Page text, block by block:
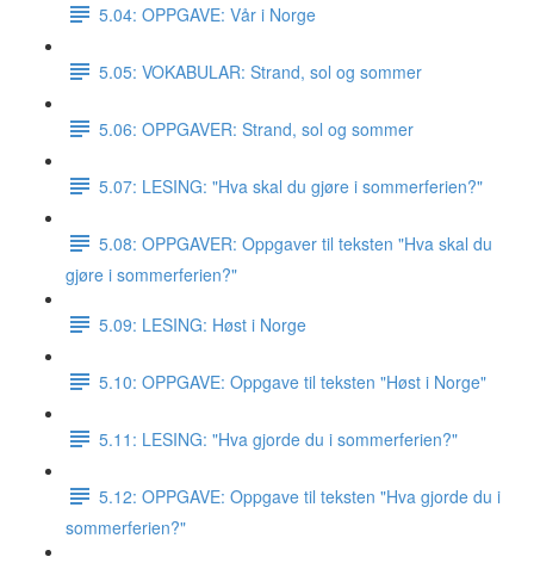
5.04: OPPGAVE: Vår i Norge
5.05: VOKABULAR: Strand, sol og sommer
5.06: OPPGAVER: Strand, sol og sommer
5.07: LESING: "Hva skal du gjøre i sommerferien?"
5.08: OPPGAVER: Oppgaver til teksten "Hva skal du
gjøre i sommerferien?"
5.09: LESING: Høst i Norge
5.10: OPPGAVE: Oppgave til teksten "Høst i Norge"
5.11: LESING: "Hva gjorde du i sommerferien?"
5.12: OPPGAVE: Oppgave til teksten "Hva gjorde du i
sommerferien?"